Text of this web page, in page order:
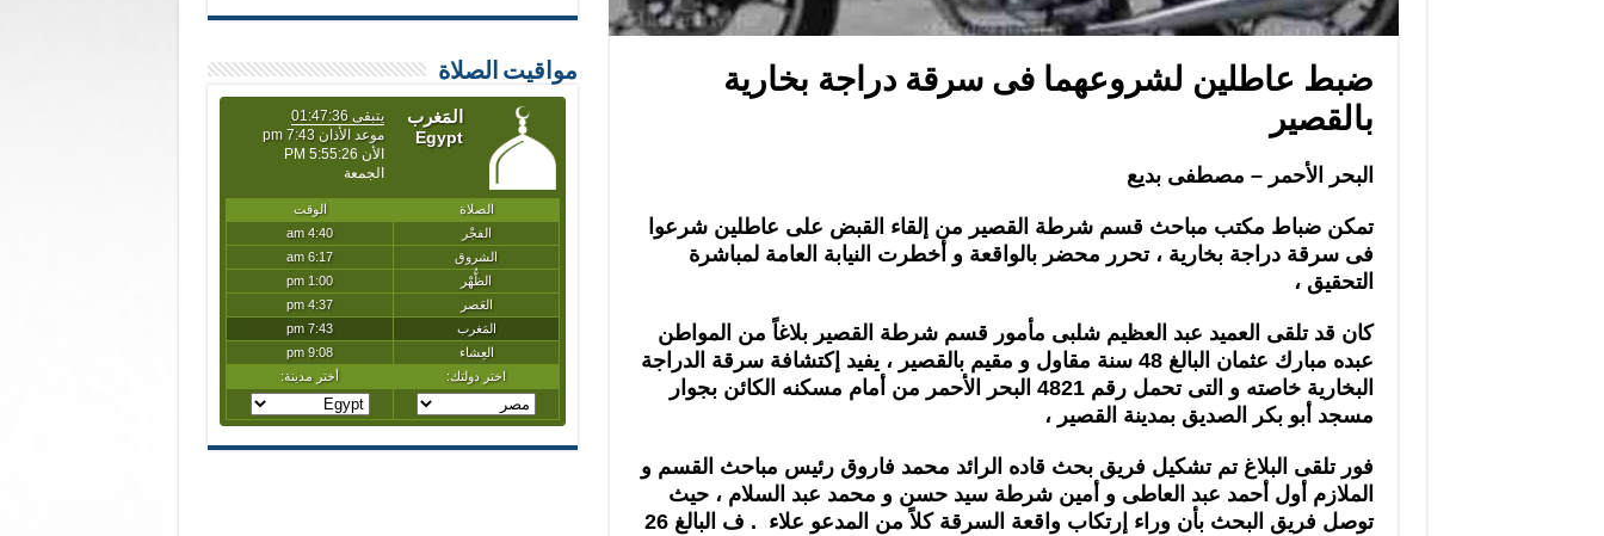
ضبط عاطلين لشروعهما فى سرقة دراجة بخارية
بالقصير
البحر الأحمر – مصطفى بديع
تمكن ضباط مكتب مباحث قسم شرطة القصير من إلقاء القبض على عاطلين شرعوا
فى سرقة دراجة بخارية ، تحرر محضر بالواقعة و أخطرت النيابة العامة لمباشرة
التحقيق ،
كان قد تلقى العميد عبد العظيم شلبى مأمور قسم شرطة القصير بلاغاً من المواطن
عبده مبارك عثمان البالغ 48 سنة مقاول و مقيم بالقصير ، يفيد إكتشافة سرقة الدراجة
البخارية خاصته و التى تحمل رقم 4821 البحر الأحمر من أمام مسكنه الكائن بجوار
مسجد أبو بكر الصديق بمدينة القصير ،
فور تلقى البلاغ تم تشكيل فريق بحث قاده الرائد محمد فاروق رئيس مباحث القسم و
الملازم أول أحمد عبد العاطى و أمين شرطة سيد حسن و محمد عبد السلام ، حيث
توصل فريق البحث بأن وراء إرتكاب واقعة السرقة كلاً من المدعو علاء . ف البالغ 26
مواقيت الصلاة